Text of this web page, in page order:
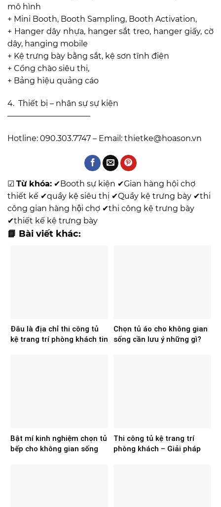
mô hình
+ Mini Booth, Booth Sampling, Booth Activation,
+ Hanger dây nhựa, hanger sắt treo, hanger giấy, cờ
dây, hanging mobile
+ Kệ trưng bày bằng sắt, kệ sơn tĩnh điện
+ Cổng chào siêu thị,
+ Bảng hiệu quảng cáo
4. Thiết bị – nhân sự sự kiện
——————————–
Hotline: 090.303.7747 – Email: thietke@hoason.vn
☑ Từ khóa: ✔Booth sự kiện ✔Gian hàng hội chợ
thiết kế ✔quầy kệ siêu thị ✔Quầy kệ trưng bày ✔thi
công gian hàng hội chợ ✔thi công kệ trưng bày
✔thiết kế kệ trưng bày
📘 Bài viết khác:
Đâu là địa chỉ thi công tủ
kệ trang trí phòng khách tin
Chọn tủ áo cho không gian
sống cần lưu ý những gì?
Bật mí kinh nghiệm chọn tủ
bếp cho không gian sống
Thi công tủ kệ trang trí
phòng khách – Giải pháp